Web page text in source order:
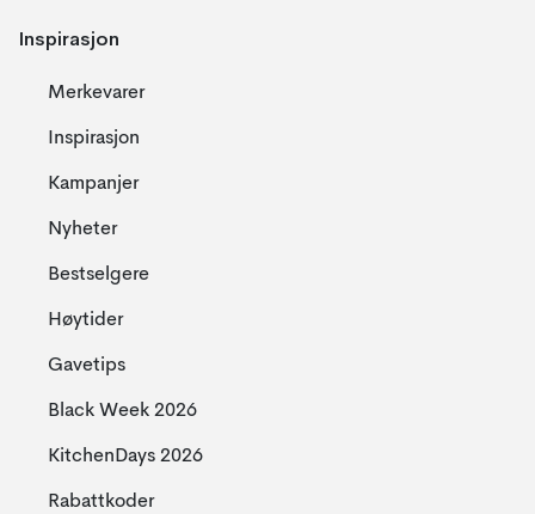
Inspirasjon
Merkevarer
Inspirasjon
Kampanjer
Nyheter
Bestselgere
Høytider
Gavetips
Black Week 2026
KitchenDays 2026
Rabattkoder